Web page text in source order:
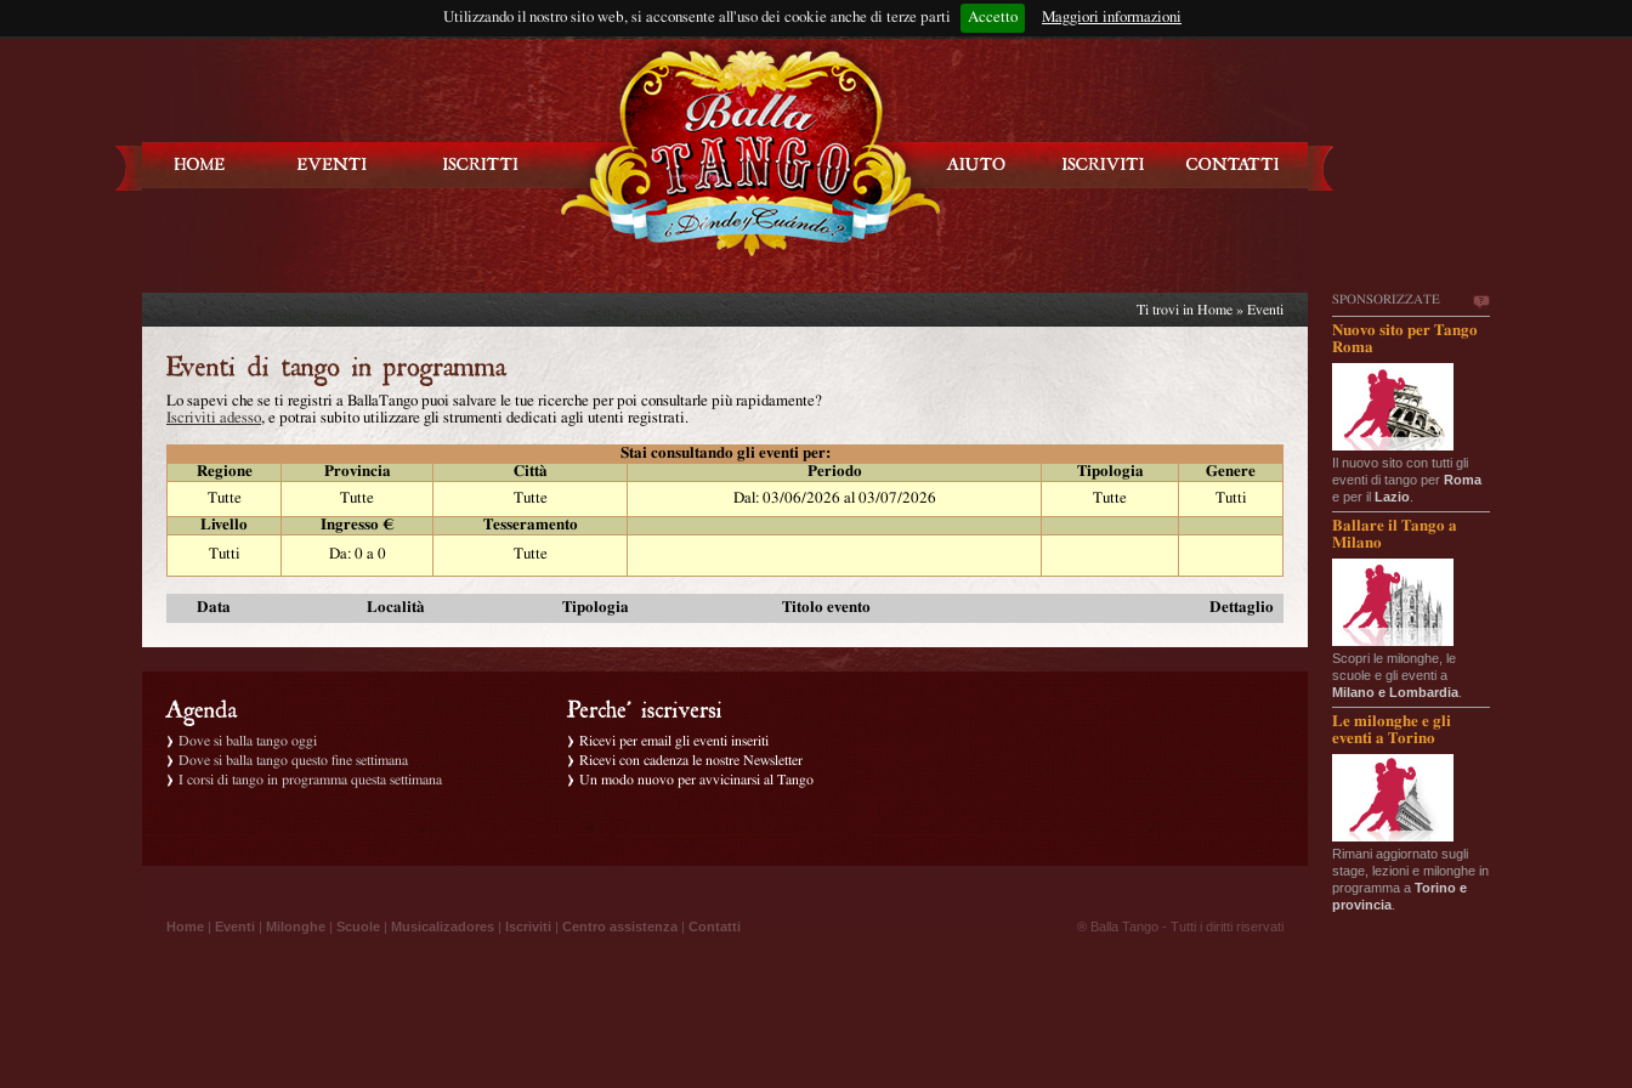
Utilizzando il nostro sito web, si acconsente all'uso dei cookie anche di terze parti Accetto Maggiori informazioni
Rimani connesso?
SPONSORIZZATE
Nuovo sito per Tango
Roma
Il nuovo sito con tutti gli
eventi di tango per Roma
e per il Lazio
Ballare il Tango a
Milano
Scopri le milonghe, le
scuole e gli eventi a
Milano e Lombardia
Le milonghe e gli
eventi a Torino
Rimani aggiornato sugli
stage, lezioni e milonghe in
programma a Torino e
provincia
Ti trovi in Home » Eventi
Lo sapevi che se ti registri a BallaTango puoi salvare le tue ricerche per poi consultarle più rapidamente?
Iscriviti adesso, e potrai subito utilizzare gli strumenti dedicati agli utenti registrati.
Stai consultando gli eventi per:
Regione
Provincia Città Periodo Tipologia
Genere
Tutte
Tutte Tutte Dal: 03/06/2026 al 03/07/2026 Tutte
Tutti
Livello
Ingresso €
Tesseramento
Tutti
Da: 0 a 0 Tutte
Data Località Tipologia Titolo evento Dettaglio
Dove si balla tango oggi
Dove si balla tango questo fine settimana
I corsi di tango in programma questa settimana
Ricevi per email gli eventi inseriti
Ricevi con cadenza le nostre Newsletter
Un modo nuovo per avvicinarsi al Tango
Home | Eventi | Milonghe | Scuole | Musicalizadores | Iscriviti | Centro assistenza | Contatti ® Balla Tango - Tutti i diritti riservati